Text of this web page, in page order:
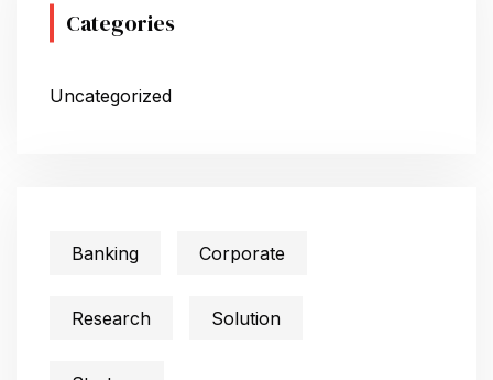
Categories
Uncategorized
Banking Corporate
Research Solution